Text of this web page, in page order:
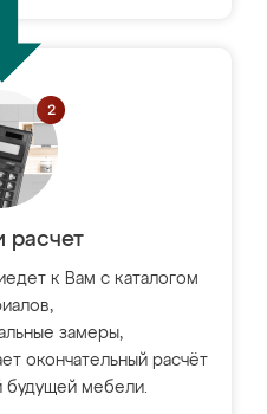
расчет
к Вам с каталогом
замеры,
окончательный расчёт
будущей мебели.